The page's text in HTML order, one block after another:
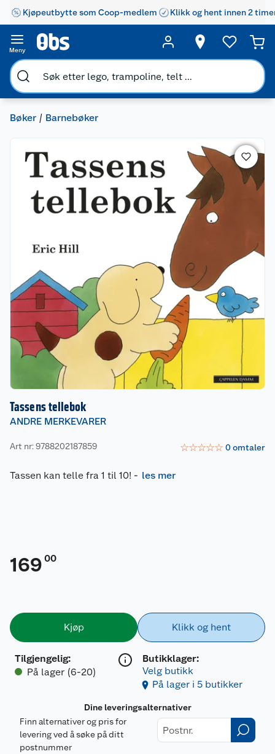
Kjøpeutbytte som Coop-medlem Klikk og hent innen 2
Meny
Bøker Barnebøker
Tassens tellebok
ANDRE MERKEVARER
Art nr: 9788202187859 ☆☆☆☆☆ 0omtaler
Tassen kan telle fra 1 til 10! - les mer
169 00
Kjøp
Tilgjengelig:
På lager (6-20)
Klikk og hent
Butikklager:
Velg butikk
På lager i 5 butikker
Dine leveringsalternativer
Finn alternativer og pris for
levering ved å søke på ditt
postnummer